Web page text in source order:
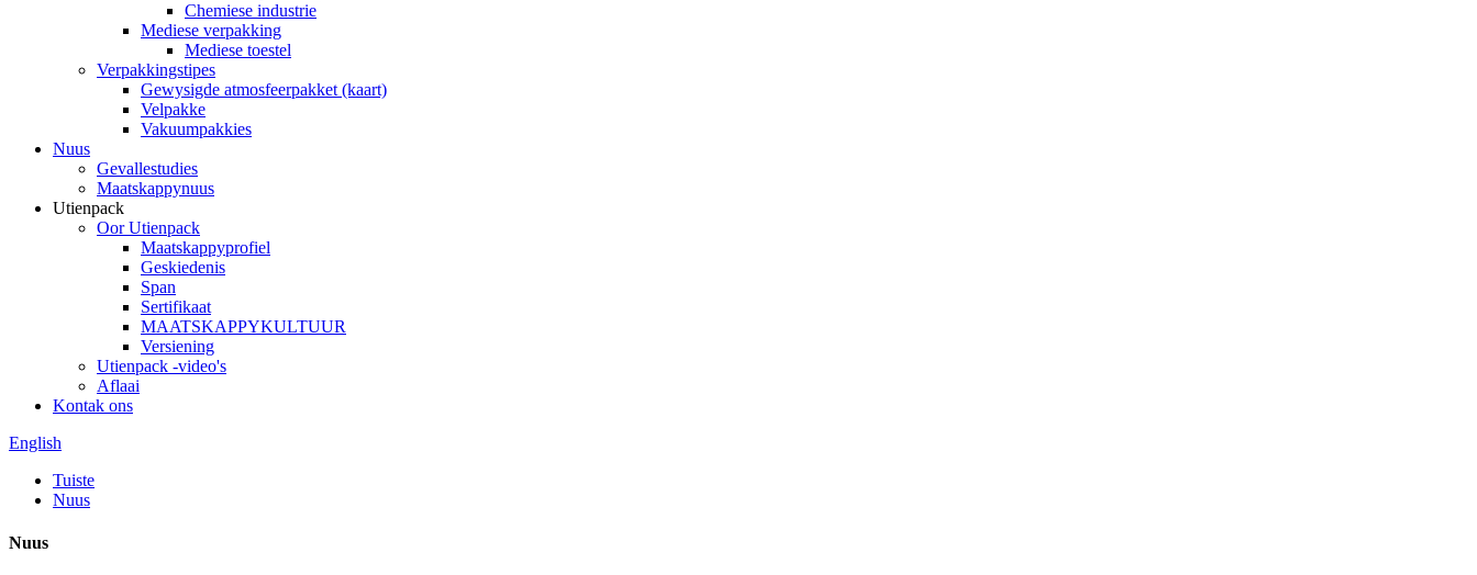
Chemiese industrie
Mediese verpakking
Mediese toestel
Verpakkingstipes
Gewysigde atmosfeerpakket (kaart)
Velpakke
Vakuumpakkies
Nuus
Gevallestudies
Maatskappynuus
Utienpack
Oor Utienpack
Maatskappyprofiel
Geskiedenis
Span
Sertifikaat
MAATSKAPPYKULTUUR
Versiening
Utienpack -video's
Aflaai
Kontak ons
English
Tuiste
Nuus
Nuus